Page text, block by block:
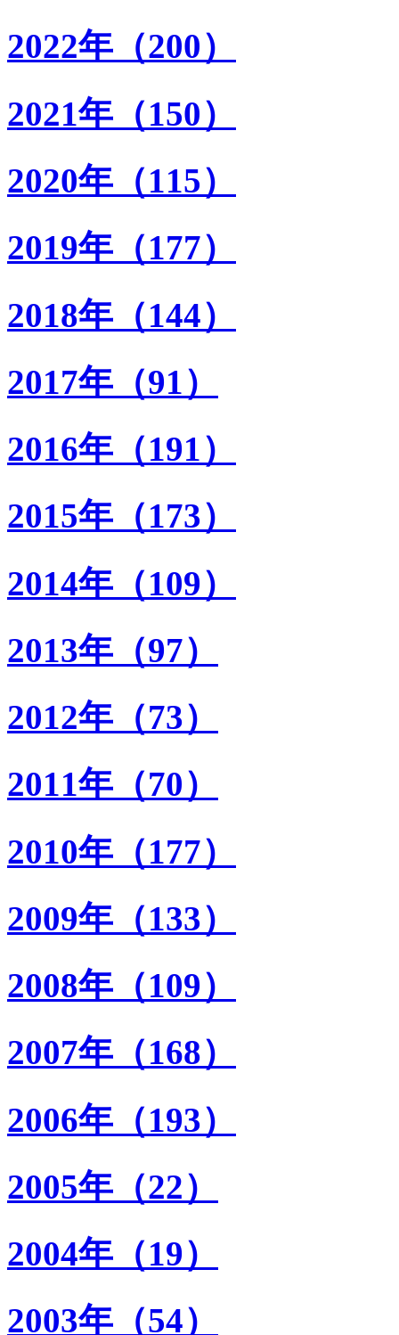
2022年（200）
2021年（150）
2020年（115）
2019年（177）
2018年（144）
2017年（91）
2016年（191）
2015年（173）
2014年（109）
2013年（97）
2012年（73）
2011年（70）
2010年（177）
2009年（133）
2008年（109）
2007年（168）
2006年（193）
2005年（22）
2004年（19）
2003年（54）